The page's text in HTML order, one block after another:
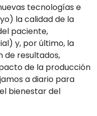
tecnologías e
la calidad de la
paciente,
y, por último, la
de resultados,
de la producción
a diario para
bienestar del